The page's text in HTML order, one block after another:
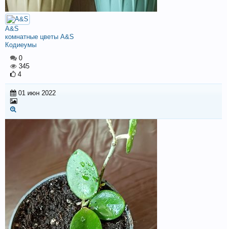
A&S
комнатные цветы A&S
Кодиеумы
0
345
4
01 июн 2022